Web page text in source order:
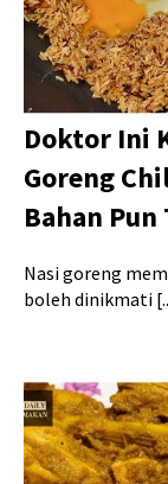
Doktor Ini
Goreng
Bahan Pun
Nasi goreng
boleh dinikmati